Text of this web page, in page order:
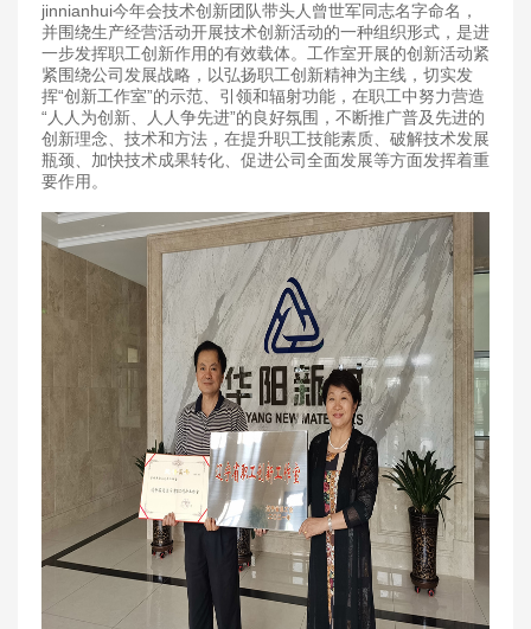
jinnianhui今年会技术创新团队带头人曾世军同志名字命名，
并围绕生产经营活动开展技术创新活动的一种组织形式，是进
一步发挥职工创新作用的有效载体。工作室开展的创新活动紧
紧围绕公司发展战略，以弘扬职工创新精神为主线，切实发
挥“创新工作室”的示范、引领和辐射功能，在职工中努力营造
“人人为创新、人人争先进”的良好氛围，不断推广普及先进的
创新理念、技术和方法，在提升职工技能素质、破解技术发展
瓶颈、加快技术成果转化、促进公司全面发展等方面发挥着重
要作用。